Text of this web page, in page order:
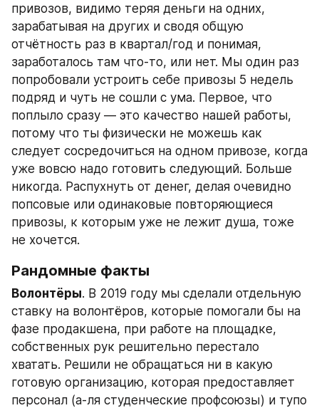
привозов, видимо теряя деньги на одних,
зарабатывая на других и сводя общую
отчётность раз в квартал/год и понимая,
заработалось там что-то, или нет. Мы один раз
попробовали устроить себе привозы 5 недель
подряд и чуть не сошли с ума. Первое, что
поплыло сразу — это качество нашей работы,
потому что ты физически не можешь как
следует сосредочиться на одном привозе, когда
уже вовсю надо готовить следующий. Больше
никогда. Распухнуть от денег, делая очевидно
попсовые или одинаковые повторяющиеся
привозы, к которым уже не лежит душа, тоже
не хочется.
Рандомные факты
Волонтёры. В 2019 году мы сделали отдельную
ставку на волонтёров, которые помогали бы на
фазе продакшена, при работе на площадке,
собственных рук решительно перестало
хватать. Решили не обращаться ни в какую
готовую организацию, которая предоставляет
персонал (а-ля студенческие профсоюзы) и тупо